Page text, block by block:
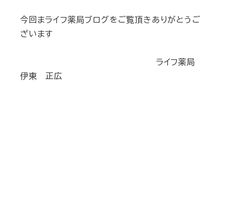
今回まライフ薬局ブログをご覧頂きありがとうご
ざいます
ライフ薬局
伊東 正広